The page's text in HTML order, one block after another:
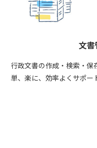
文書
行政文書の作成・検索・
単、楽に、効率よくサポー